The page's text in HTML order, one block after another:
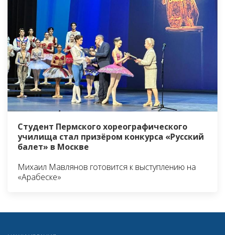
Студент Пермского хореографического
училища стал призёром конкурса «Русский
балет» в Москве
Михаил Мавлянов готовится к выступлению на
«Арабеске»